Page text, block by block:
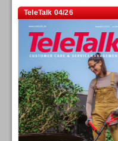
TeleTalk 04/26